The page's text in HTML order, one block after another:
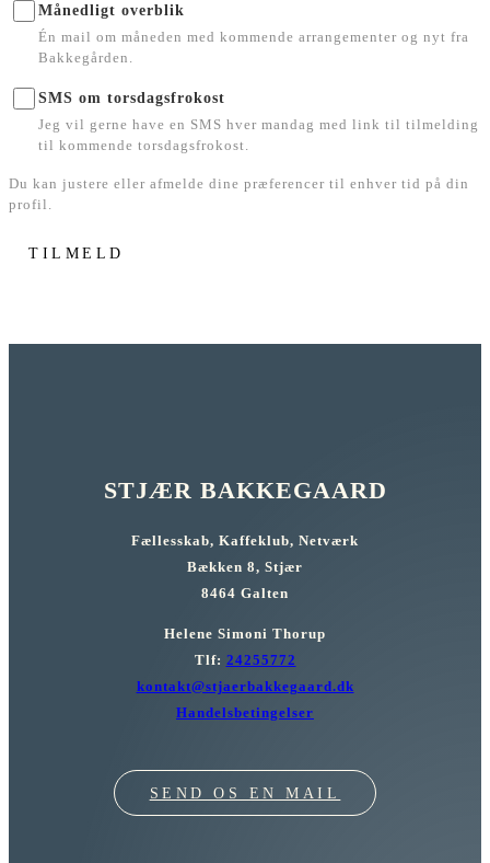
Månedligt overblik
Én mail om måneden med kommende arrangementer og nyt fra
Bakkegården.
SMS om torsdagsfrokost
Jeg vil gerne have en SMS hver mandag med link til tilmelding
til kommende torsdagsfrokost.
Du kan justere eller afmelde dine præferencer til enhver tid på din
profil.
TILMELD
STJÆR BAKKEGAARD
Fællesskab, Kaffeklub, Netværk
Bækken 8, Stjær
8464 Galten
Helene Simoni Thorup
Tlf: 24255772
kontakt@stjaerbakkegaard.dk
Handelsbetingelser
SEND OS EN MAIL